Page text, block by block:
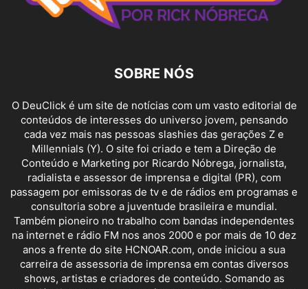
SOBRE NÓS
O DeuClick é um site de notícias com um vasto editorial de
conteúdos de interesses do universo jovem, pensando
cada vez mais nas pessoas slashies das gerações Z e
Millennials (Y). O site foi criado e tem a Direção de
Conteúdo e Marketing por Ricardo Nóbrega, jornalista,
radialista e assessor de imprensa e digital (PR), com
passagem por emissoras de tv e de rádios em programas e
consultoria sobre a juventude brasileira e mundial.
Também pioneiro no trabalho com bandas independentes
na internet e rádio FM nos anos 2000 e por mais de 10 dez
anos a frente do site HCNOAR.com, onde iniciou a sua
carreira de assessoria de imprensa em contas diversos
shows, artistas e criadores de conteúdo. Somando as